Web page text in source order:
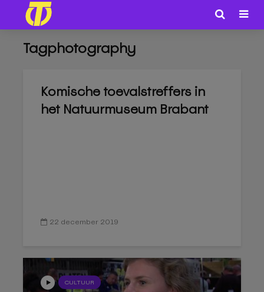
Tagphotography
Komische toevalstreffers in
het Natuurmuseum Brabant
22 december 2019
CULTUUR